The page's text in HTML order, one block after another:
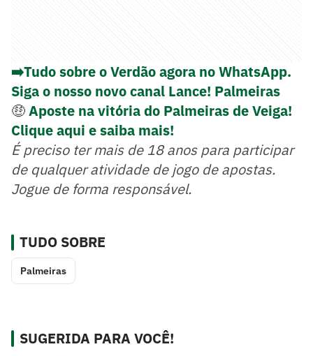
➡️Tudo sobre o Verdão agora no WhatsApp.
Siga o nosso novo canal Lance! Palmeiras
🤑Aposte na vitória do Palmeiras de Veiga!
Clique aqui e saiba mais!
É preciso ter mais de 18 anos para participar
de qualquer atividade de jogo de apostas.
Jogue de forma responsável.
TUDO SOBRE
Palmeiras
SUGERIDA PARA VOCÊ!